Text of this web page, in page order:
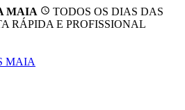
MAIA
TODOS OS DIAS DAS
RÁPIDA E PROFISSIONAL
MAIA